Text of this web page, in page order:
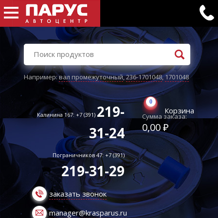
Например:вал промежуточный,236-1701048,1701048
Калинина 167: +7 (391) 219-
31-24
Пограничников 47: +7 (391)
219-31-29
заказать звонок
manager@krasparus.ru
0
Корзина
Сумма заказа:
0,00 ₽